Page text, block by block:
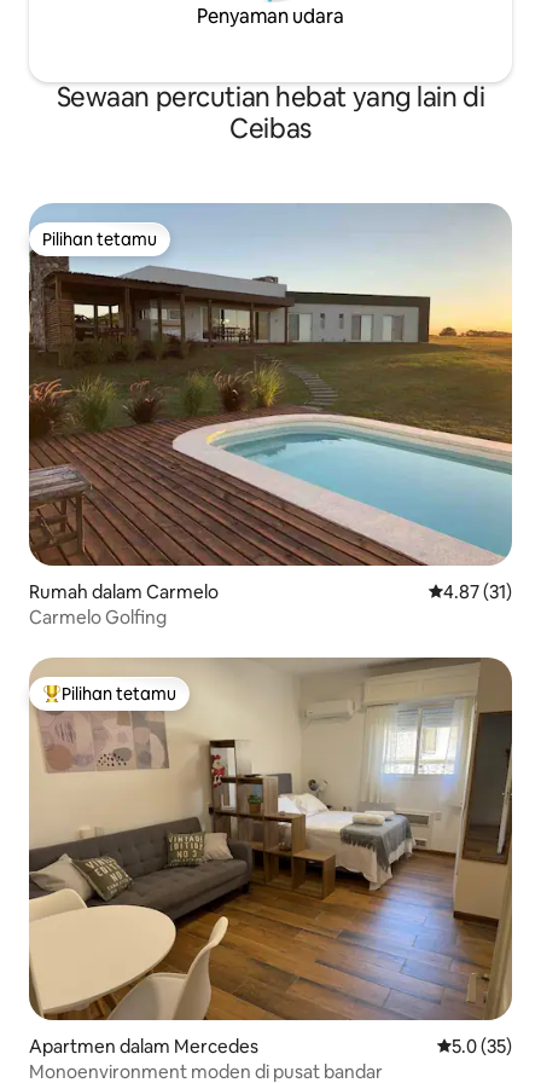
Penyaman udara
Sewaan percutian hebat yang lain di
Ceibas
Pilihan tetamu
Pilihan tetamu
Rumah dalam Carmelo Penarafan
4.87 (31)
Carmelo Golfing
Pilihan utama tetamu
Pilihan tetamu
Apartmen dalam Mercedes Penarafan
5.0 (35)
Monoenvironment moden di pusat bandar